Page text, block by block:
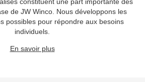
constituent une part importante des
de JW Winco. Nous développons les
possibles pour répondre aux besoins
individuels.
En savoir plus